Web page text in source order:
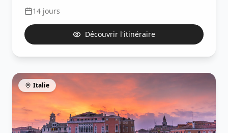
14 jours
Découvrir l'itinéraire
Italie